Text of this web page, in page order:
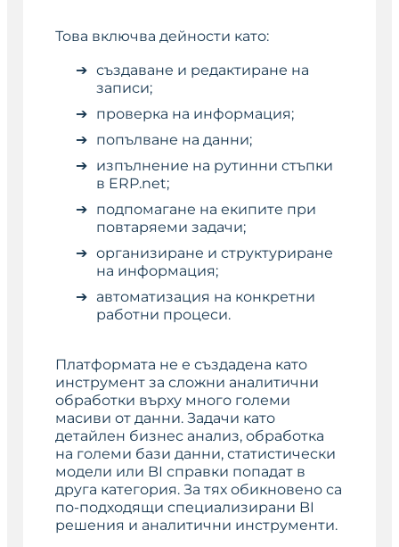
Това включва дейности като:
създаване и редактиране на
записи;
проверка на информация;
попълване на данни;
изпълнение на рутинни стъпки
в ERP.net;
подпомагане на екипите при
повтаряеми задачи;
организиране и структуриране
на информация;
автоматизация на конкретни
работни процеси.
Платформата не е създадена като
инструмент за сложни аналитични
обработки върху много големи
масиви от данни. Задачи като
детайлен бизнес анализ, обработка
на големи бази данни, статистически
модели или BI справки попадат в
друга категория. За тях обикновено са
по-подходящи специализирани BI
решения и аналитични инструменти.